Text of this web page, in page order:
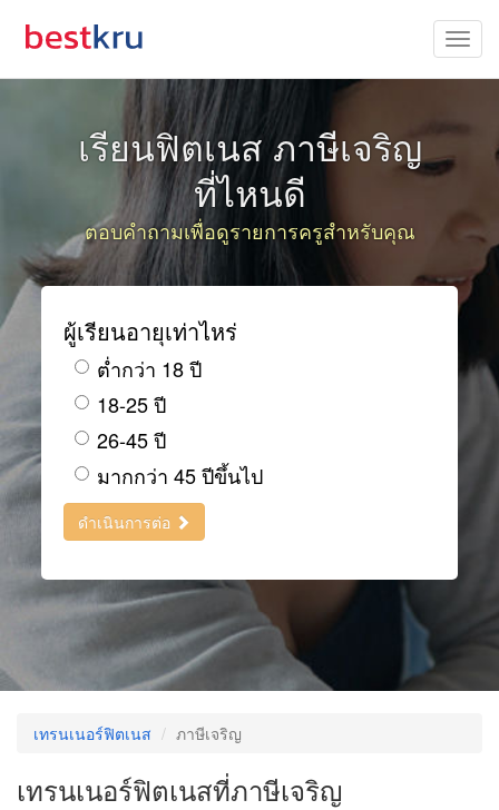
เรียนฟิตเนส ภาษีเจริญ
ที่ไหนดี
ตอบคำถามเพื่อดูรายการครูสำหรับคุณ
ผู้เรียนอายุเท่าไหร่
ต่ำกว่า 18 ปี
18-25 ปี
26-45 ปี
มากกว่า 45 ปีขึ้นไป
ดำเนินการต่อ
เทรนเนอร์ฟิตเนส ภาษีเจริญ
เทรนเนอร์ฟิตเนสที่ภาษีเจริญ